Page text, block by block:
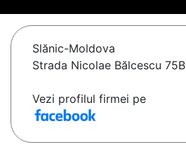
Slănic-Moldova
Strada Nicolae Bălcescu 75B
Vezi profilul firmei pe